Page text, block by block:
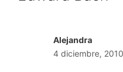
Alejandra
4 diciembre,